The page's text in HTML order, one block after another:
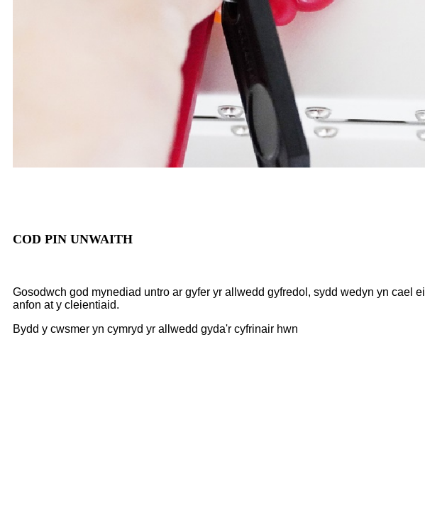
COD PIN UNWAITH
Gosodwch god mynediad untro ar gyfer yr allwedd gyfredol, sydd wedyn yn cael ei
anfon at y cleientiaid.
Bydd y cwsmer yn cymryd yr allwedd gyda'r cyfrinair hwn